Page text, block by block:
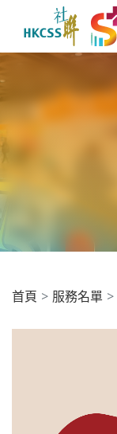
首頁 服務名單